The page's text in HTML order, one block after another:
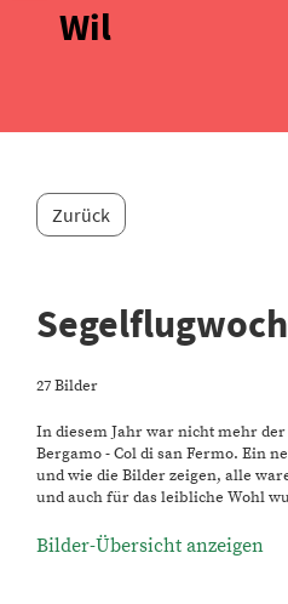
Wil
Zurück
27 Bilder
In diesem Jahr war nicht mehr
Bergamo - Col di san Fermo. Ein
und wie die Bilder zeigen, alle
und auch für das leibliche Wohl
Bilder-Übersicht anzeigen